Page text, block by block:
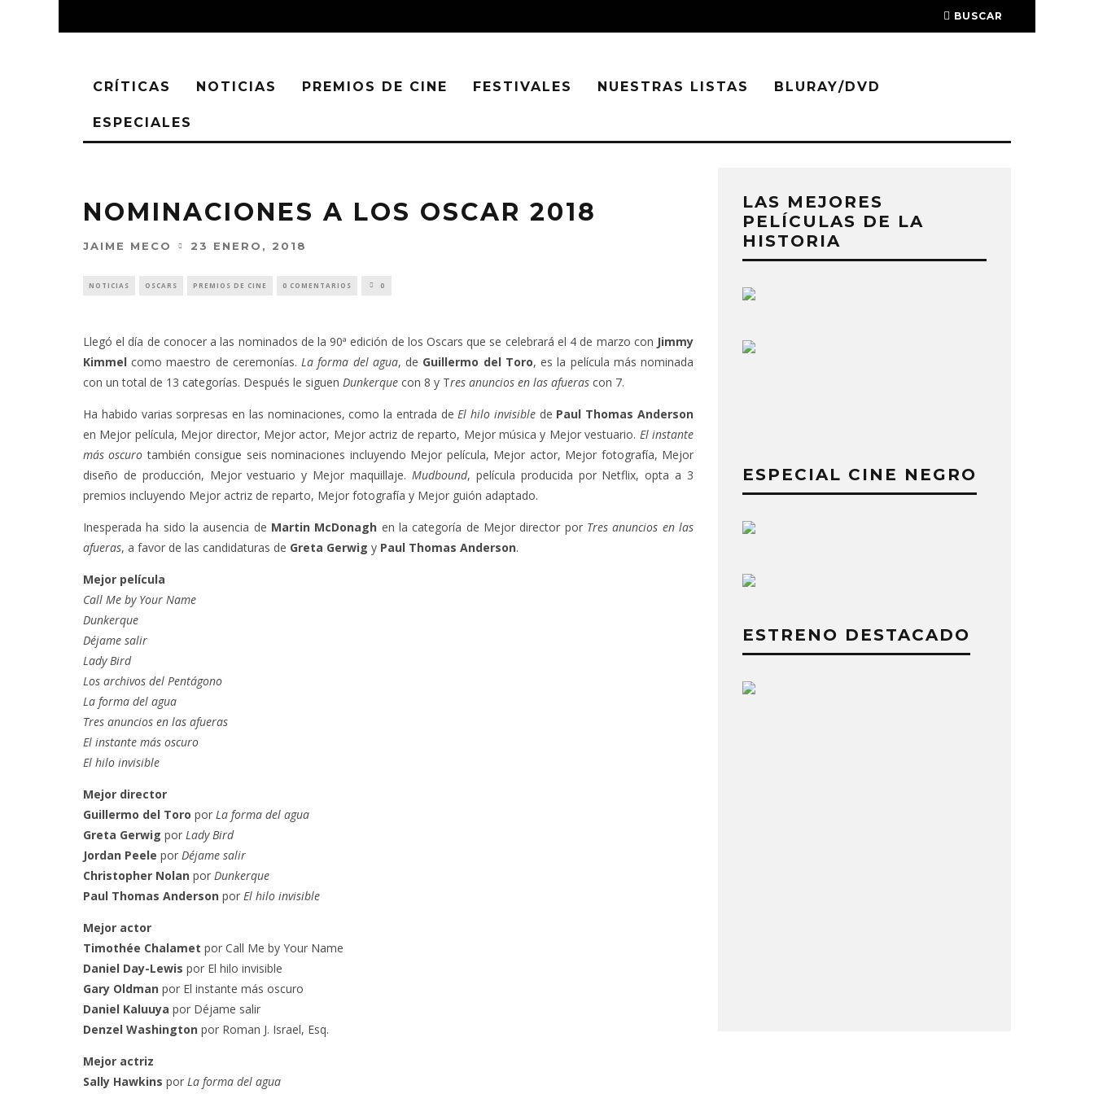
BUSCAR
CRÍTICAS NOTICIAS PREMIOS DE CINE FESTIVALES NUESTRAS LISTAS BLURAY/DVD
ESPECIALES
NOMINACIONES A LOS OSCAR 2018
JAIME MECO 23 ENERO, 2018
NOTICIAS OSCARS PREMIOS DE CINE 0 COMENTARIOS 0
Llegó el día de conocer a las nominados de la 90ª edición de los Oscars que se celebrará el 4 de marzo con Jimmy
Kimmel como maestro de ceremonías.La forma del agua, de Guillermo del Toro, es la película más nominada
con un total de 13 categorías. Después le siguen Dunkerque con 8 y Tres anuncios en las afueras con 7.
Ha habido varias sorpresas en las nominaciones, como la entrada deEl hilo invisiblede Paul Thomas Anderson
en Mejor película, Mejor director, Mejor actor, Mejor actriz de reparto, Mejor música y Mejor vestuario. El instante
más oscuro también consigue seis nominaciones incluyendo Mejor película, Mejor actor, Mejor fotografía, Mejor
diseño de producción, Mejor vestuario y Mejor maquillaje. Mudbound, película producida por Netflix, opta a 3
premios incluyendo Mejor actriz de reparto, Mejor fotografía y Mejor guión adaptado.
Inesperada ha sido la ausencia de Martin McDonagh en la categoría de Mejor director por Tres anuncios en las
afueras, a favor de las candidaturas de Greta Gerwig y Paul Thomas Anderson.
Mejor película
Call Me by Your Name
Dunkerque
Déjame salir
Lady Bird
Los archivos del Pentágono
La forma del agua
Tres anuncios en las afueras
El instante más oscuro
El hilo invisible
Mejor director
Guillermo del Toro por La forma del agua
Greta Gerwig por Lady Bird
Jordan Peele por Déjame salir
Christopher Nolan por Dunkerque
Paul Thomas Anderson por El hilo invisible
Mejor actor
Timothée Chalamet por Call Me by Your Name
Daniel Day-Lewis por El hilo invisible
Gary Oldman por El instante más oscuro
Daniel Kaluuya por Déjame salir
Denzel Washington por Roman J. Israel, Esq.
Mejor actriz
Sally Hawkins por La forma del agua
LAS MEJORES
PELÍCULAS DE LA
HISTORIA
ESPECIAL CINE NEGRO
ESTRENO DESTACADO